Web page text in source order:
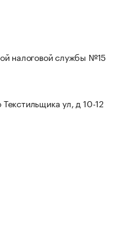
налоговой службы №15
ул, д 10-12